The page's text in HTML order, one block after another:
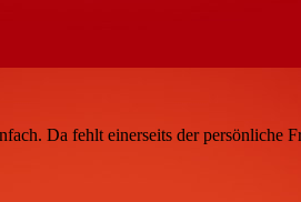
Da fehlt einerseits der persönliche